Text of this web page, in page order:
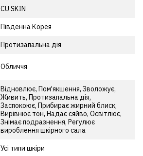
CU SKIN
Південна Корея
Протизапальна дія
Обличчя
Відновлює, Пом'якшення, Зволожує,
Живить, Протизапальна дія,
Заспокоює, Прибирає жирний блиск,
Вирівнює тон, Надає сяйво, Освітлює,
Знімає подразнення, Регулює
вироблення шкірного сала
Усі типи шкіри